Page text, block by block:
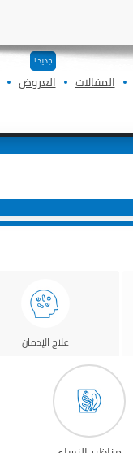
المقالات
جديد !
العروض
علاج الإدمان